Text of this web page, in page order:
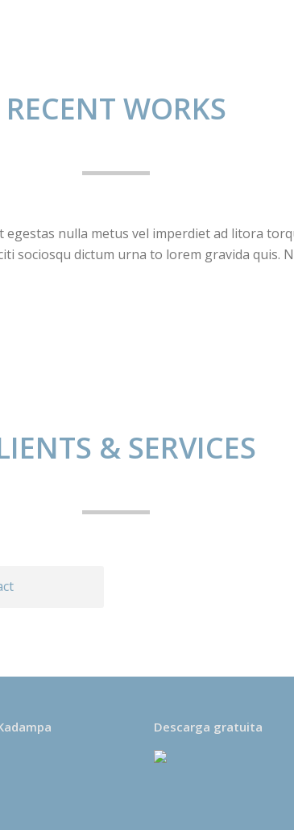
RECENT WORKS
egestas nulla metus vel imperdiet ad litora
sociosqu dictum urna to lorem gravida quis.
& SERVICES
Descarga gratuita